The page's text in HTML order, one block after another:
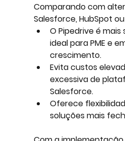
Comparando com
Salesforce, HubSpot
O Pipedrive é mais
ideal para PME e
crescimento.
Evita custos
excessiva de
Salesforce.
Oferece
soluções mais